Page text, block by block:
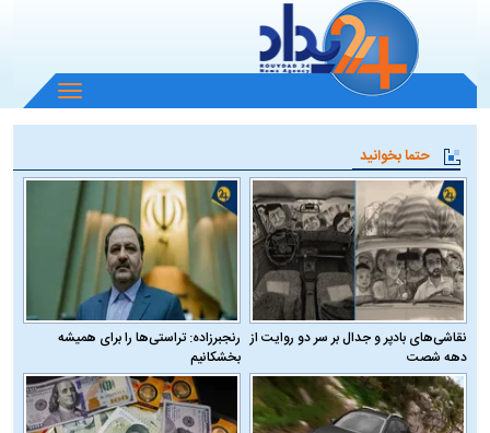
باز
و
منو
حتما بخوانید
نقاشی‌های بادپر و جدال بر سر دو روایت از
دهه شصت
رنجبرزاده: تراستی‌ها را برای همیشه
بخشکانیم